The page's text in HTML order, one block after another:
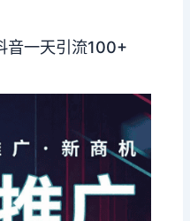
音一天引流100+